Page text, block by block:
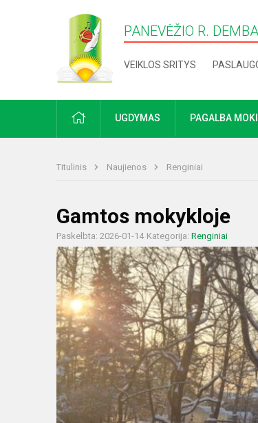
PANEVĖŽIO R.
VEIKLOS SRITYS
PRADŽIAUGDYMAS PAGALBA
Titulinis Naujienos Renginiai
Gamtos mokykloje
Paskelbta: 2026-01-14 Kategorija: Renginiai